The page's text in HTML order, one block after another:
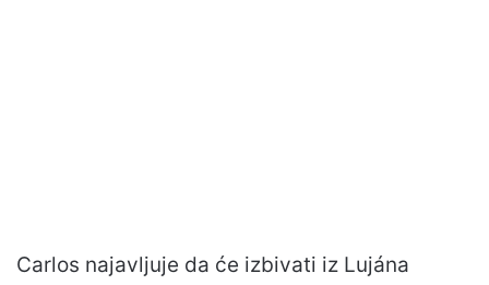
Carlos najavljuje da će izbivati iz Lujána